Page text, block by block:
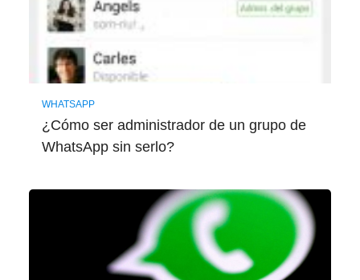
WHATSAPP
¿Cómo ser administrador de un grupo de
WhatsApp sin serlo?